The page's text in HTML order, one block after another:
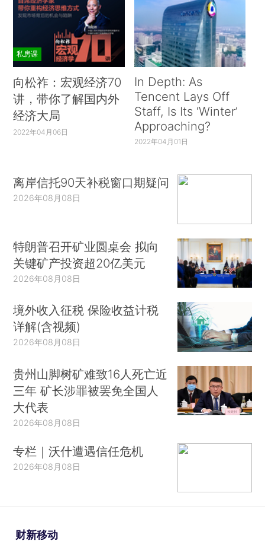
私房课
向松祚：宏观经济70
讲，带你了解国内外
经济大局
2022年04月06日
In Depth: As
Tencent Lays Off
Staff, Is Its ‘Winter’
Approaching?
2022年04月01日
离岸信托90天补税窗口期疑问
2026年08月08日
特朗普召开矿业圆桌会 拟向
关键矿产投资超20亿美元
2026年08月08日
境外收入征税 保险收益计税
详解(含视频)
2026年08月08日
贵州山脚树矿难致16人死亡近
三年 矿长涉罪被罢免全国人
大代表
2026年08月08日
专栏｜沃什遭遇信任危机
2026年08月08日
财新移动